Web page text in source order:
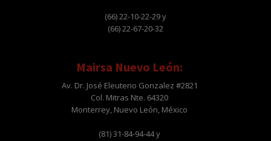
(66) 22-10-22-29 y
(66) 22-67-20-32
Mairsa Nuevo León:
Av. Dr. José Eleuterio Gonzalez #2821
Col. Mitras Nte. 64320
Monterrey, Nuevo León, México
(81) 31-84-94-44 y